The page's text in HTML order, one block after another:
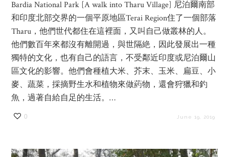
Bardia National Park [A walk into Tharu Village] 尼泊爾南部
和印度北部交界的一個平原地區Terai Region住了一個部落
Tharu，他們世代都住在這裡面，又叫自己做叢林的人。
他們數百年來都沒有離開過，與世隔絶，因此發展出一種
獨特的文化，也有自己的語言，不受鄰近印度或尼泊爾山
區文化的影響。他們會種植大米、芥末、玉米、扁豆、小
麥、蔬菜，採摘野生水和植物來做葯物，還會狩獵和釣
魚，過著自給自足的生活。…
0 June 19, 2019